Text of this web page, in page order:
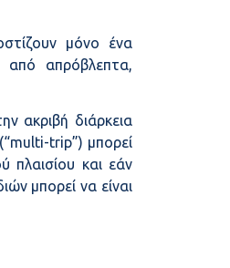
μόνο ένα
από απρόβλεπτα,
ακριβή διάρκεια
trip”) μπορεί
πλαισίου και εάν
μπορεί να είναι